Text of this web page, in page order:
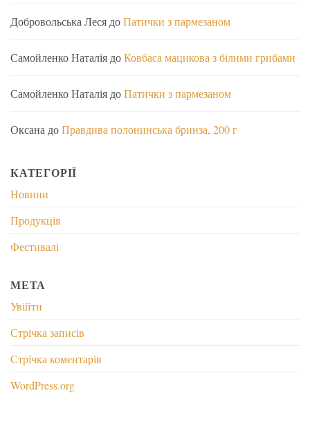
Добровольська ЛесядоПатички з пармезаном
Самойленко НаталіядоКовбаса мацикова з білими грибами
Самойленко НаталіядоПатички з пармезаном
ОксанадоПравдива полонинська бринза, 200 г
КАТЕГОРІЇ
Новини
Продукція
Фестивалі
МЕТА
Увійти
Стрічка записів
Стрічка коментарів
WordPress.org